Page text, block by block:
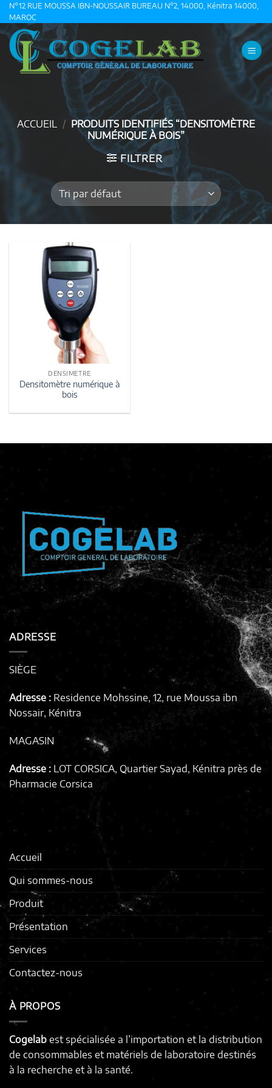
Passer
au
contenu
N°12 RUE MOUSSA IBN-NOUSSAIR BUREAU N°2, 14000, Kénitra 14000,
MAROC
ACCUEIL / PRODUITS IDENTIFIÉS “DENSITOMÈTRE
NUMÉRIQUE À BOIS”
FILTRER
DENSIMETRE
Densitomètre numérique à
bois
ADRESSE
SIÈGE
Adresse : Residence Mohssine, 12, rue Moussa ibn
Nossair, Kénitra
MAGASIN
Adresse : LOT CORSICA, Quartier Sayad, Kénitra près de
Pharmacie Corsica
Accueil
Qui sommes-nous
Produit
Présentation
Services
Contactez-nous
À PROPOS
Cogelab est spécialisée a l’importation et la distribution
de consommables et matériels de laboratoire destinés
à la recherche et à la santé.